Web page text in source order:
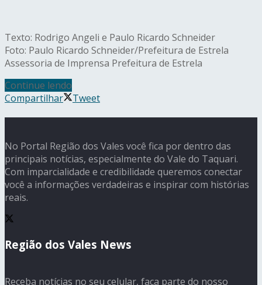
Texto: Rodrigo Angeli e Paulo Ricardo Schneider
Foto: Paulo Ricardo Schneider/Prefeitura de Estrela
Assessoria de Imprensa Prefeitura de Estrela
Continue lendo
Compartilhar
Tweet
No Portal Região dos Vales você fica por dentro das
principais notícias, especialmente do Vale do Taquari.
Com imparcialidade e credibilidade queremos conectar
você a informações verdadeiras e inspirar com histórias
reais.
Região dos Vales News
Receba notícias no seu celular, faça parte do nosso